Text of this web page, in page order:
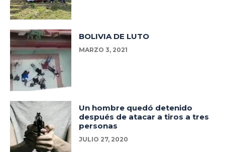
BOLIVIA DE LUTO
MARZO 3, 2021
Un hombre quedó detenido
después de atacar a tiros a tres
personas
JULIO 27, 2020